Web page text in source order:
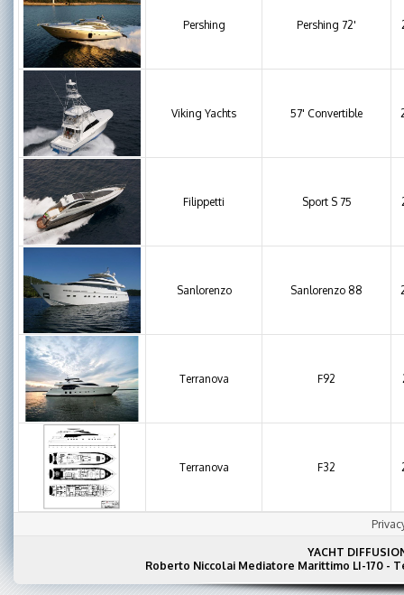
Pershing Pershing 72'
Viking Yachts 57' Convertible
Filippetti Sport S 75
Sanlorenzo Sanlorenzo 88
Terranova F92
Terranova F32
YACHT
Roberto Niccolai Mediatore Marittimo LI-170 - Tel